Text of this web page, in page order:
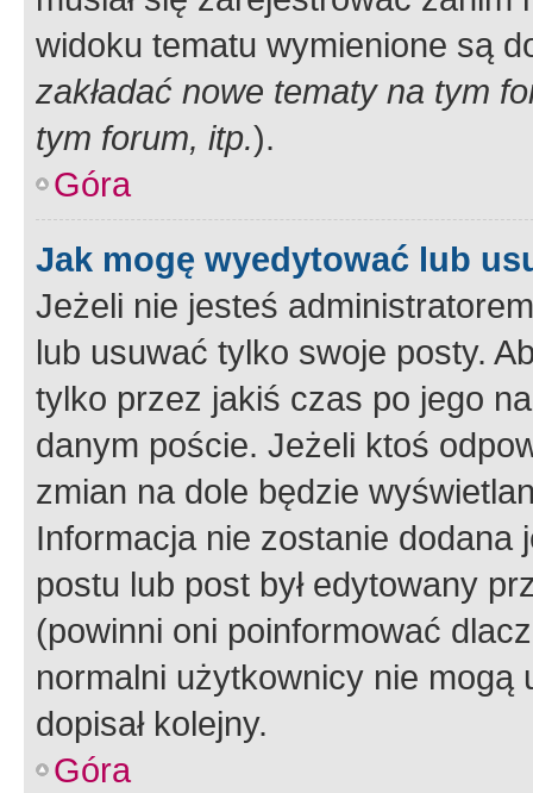
widoku tematu wymienione są
zakładać nowe tematy na tym
tym forum, itp.).
Góra
Jak mogę wyedytować lub
Jeżeli nie jesteś
lub usuwać tylko swoje posty.
tylko przez jakiś czas po jego
danym poście. Jeżeli ktoś
zmian na dole będzie
Informacja nie zostanie dodana
postu lub post był edytowany
(powinni oni poinformować
normalni użytkownicy nie
dopisał kolejny.
Góra